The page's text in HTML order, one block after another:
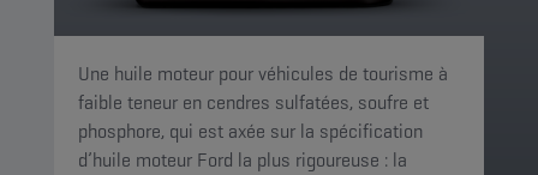
Une huile moteur pour véhicules de tourisme à
faible teneur en cendres sulfatées, soufre et
phosphore, qui est axée sur la spécification
d’huile moteur Ford la plus rigoureuse : la